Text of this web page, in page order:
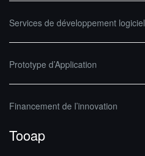
Services de développement logiciel
Prototype d’Application
Financement de l’innovation
Tooap